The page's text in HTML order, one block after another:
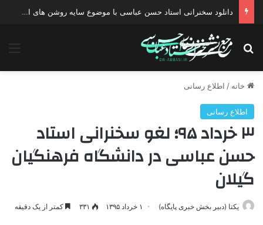
دانلود سخنرانی استاد حسن عباسی با موضوع چهار انتخاب ۱۴۰۰
جستجو برای
خانه / اطلاع رسانی
اطلاع رسانی
۳ خرداد ۹۵؛ لغو سخنرانی استاد
حسن عباسی در دانشگاه فرهنگیان
گیلان
یکتا (دبیر بخش خبری پایگاه) ۱ خرداد ۱۳۹۵ ۳۳۱ کمتر از یک دقیقه